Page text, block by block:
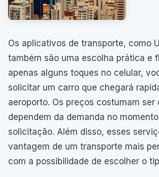
Os aplicativos de transporte, como
também são uma escolha prática e
apenas alguns toques no celular,
solicitar um carro que chegará
aeroporto. Os preços costumam ser
dependem da demanda no
solicitação. Além disso, esses
vantagem de um transporte mais
com a possibilidade de escolher o